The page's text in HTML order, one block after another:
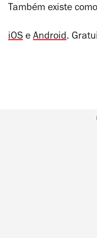
Também existe
iOS e Android.